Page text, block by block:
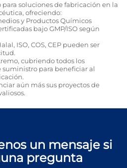
soluciones de fabricación en la
ofreciendo:
y Productos Químicos
bajo GMP/ISO según
ISO, COS, CEP pueden ser
cubriendo todos los
para beneficiar al
aún más sus proyectos de
un mensaje si
pregunta